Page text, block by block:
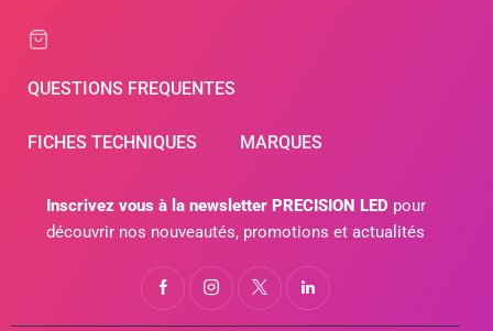
QUESTIONS FREQUENTES
FICHES TECHNIQUES MARQUES
Inscrivez vous à la newsletter PRECISION LEDpour
découvrir nos nouveautés, promotions et actualités